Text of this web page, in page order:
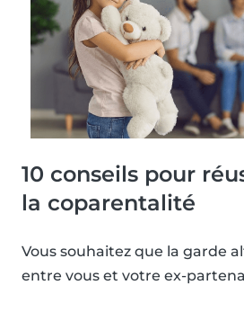
10 conseils pour
la coparentalité
Vous souhaitez que la garde
entre vous et votre ex-